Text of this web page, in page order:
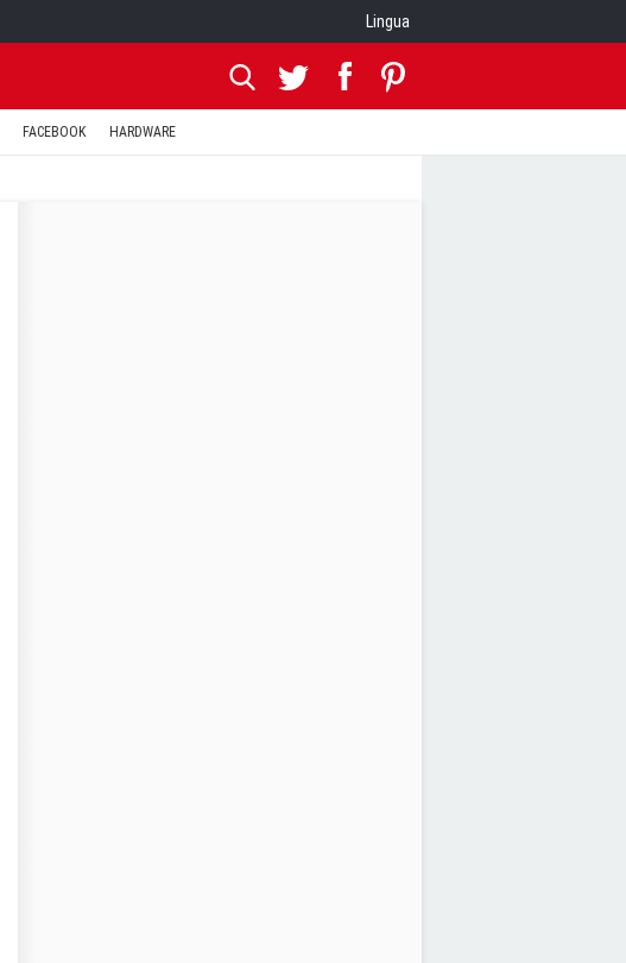
Lingua
FACEBOOK HARDWARE